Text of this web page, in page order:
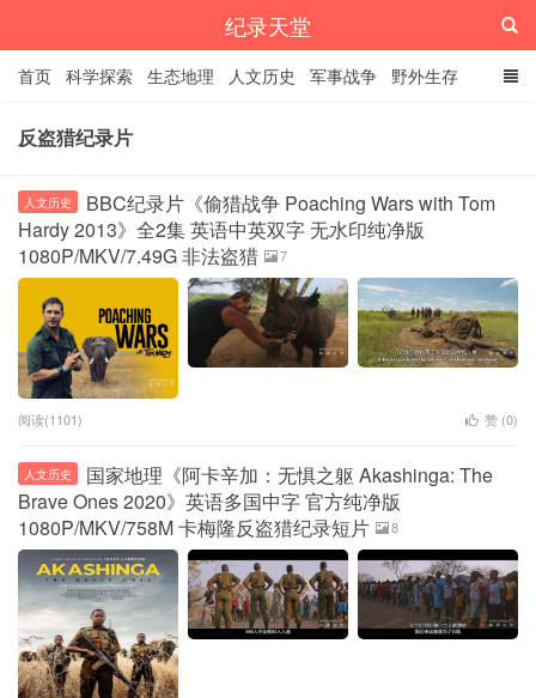
纪录天堂
首页 科学探索 生态地理 人文历史 军事战争 野外生存
经典纪录 4K纪录片
反盗猎纪录片
人文历史
BBC纪录片《偷猎战争 Poaching Wars with Tom
Hardy 2013》全2集 英语中英双字 无水印纯净版
1080P/MKV/7.49G 非法盗猎
7
阅读(1101) 赞 (0)
人文历史
国家地理《阿卡辛加：无惧之躯 Akashinga: The
Brave Ones 2020》英语多国中字 官方纯净版
1080P/MKV/758M 卡梅隆反盗猎纪录短片
8